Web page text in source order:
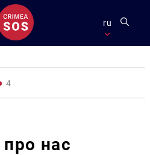
ru
4
нас